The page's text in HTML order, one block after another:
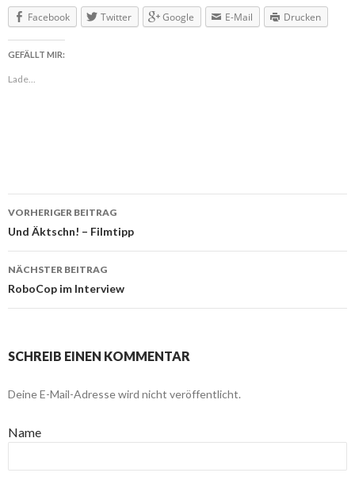
Facebook Twitter Google E-Mail Drucken
GEFÄLLT MIR:
Lade...
Beitragsnavigation
VORHERIGER BEITRAG
Und Äktschn! – Filmtipp
NÄCHSTER BEITRAG
RoboCop im Interview
SCHREIB EINEN KOMMENTAR
Deine E-Mail-Adresse wird nicht veröffentlicht.
Name